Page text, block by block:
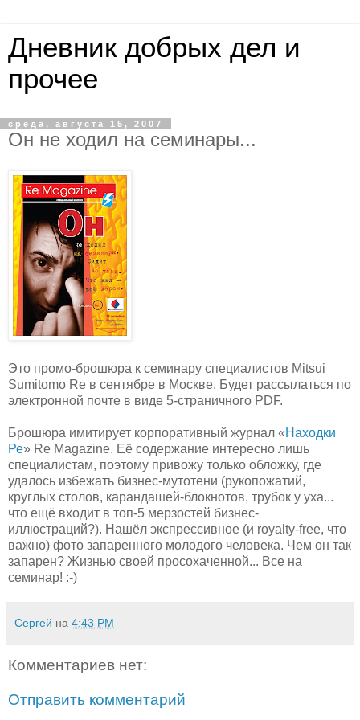
Дневник добрых дел и
прочее
среда, августа 15, 2007
Он не ходил на семинары...
Это промо-брошюра к семинару специалистов Mitsui
Sumitomo Re в сентябре в Москве. Будет рассылаться по
электронной почте в виде 5-страничного PDF.
Брошюра имитирует корпоративный журнал «Находки
Ре» Re Magazine. Её содержание интересно лишь
специалистам, поэтому привожу только обложку, где
удалось избежать бизнес-мутотени (рукопожатий,
круглых столов, карандашей-блокнотов, трубок у уха...
что ещё входит в топ-5 мерзостей бизнес-
иллюстраций?). Нашёл экспрессивное (и royalty-free, что
важно) фото запаренного молодого человека. Чем он так
запарен? Жизнью своей просохаченной... Все на
семинар! :-)
Сергей на 4:43 PM
Комментариев нет:
Отправить комментарий